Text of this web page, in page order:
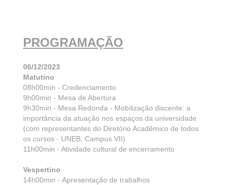
PROGRAMAÇÃO
06/12/2023
Matutino
08h00min - Credenciamento
9h00min - Mesa de Abertura
9h30min - Mesa Redonda - Mobilização discente: a
importância da atuação nos espaços da universidade
(com representantes do Diretório Acadêmico de todos
os cursos - UNEB, Campus VII).
11h00min - Atividade cultural de encerramento
Vespertino
14h00min - Apresentação de trabalhos